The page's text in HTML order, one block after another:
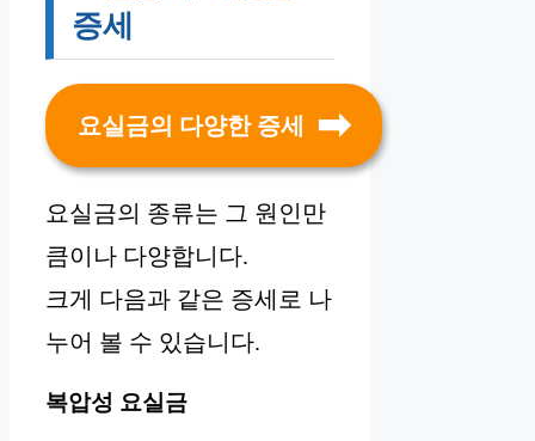
증세
요실금의 다양한 증세
요실금의 종류는 그 원인만
큼이나 다양합니다.
크게 다음과 같은 증세로 나
누어 볼 수 있습니다.
복압성 요실금